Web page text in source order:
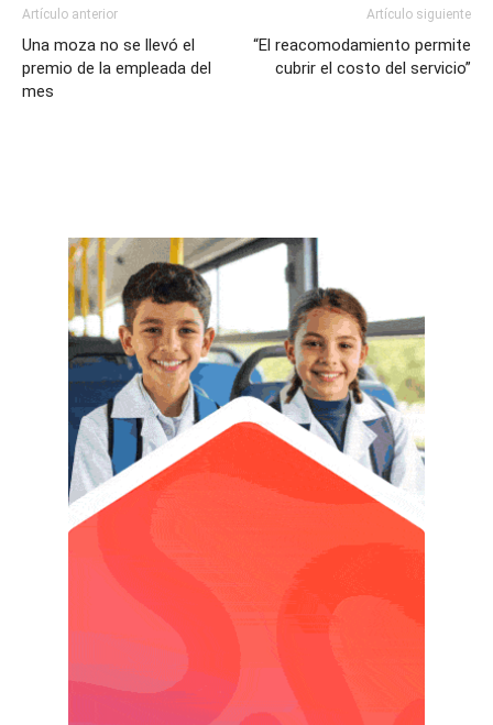
Artículo anterior
Una moza no se llevó el
premio de la empleada del
mes
Artículo siguiente
“El reacomodamiento permite
cubrir el costo del servicio”